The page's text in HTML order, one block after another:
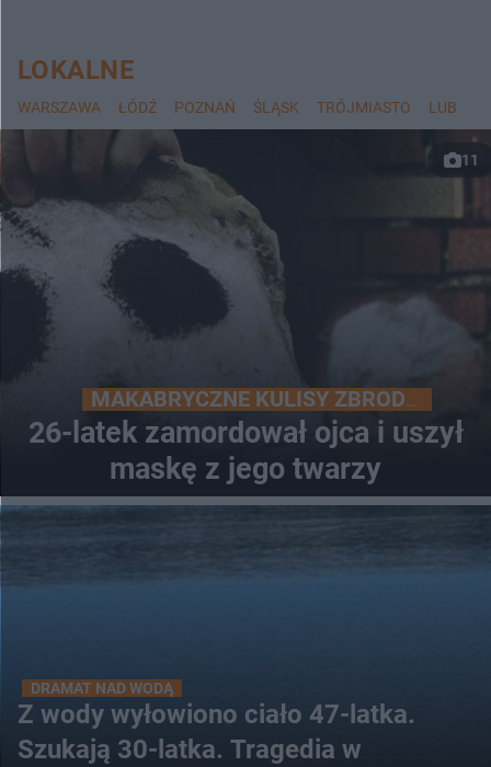
LOKALNE
WARSZAWA ŁÓDŹ POZNAŃ ŚLĄSK TRÓJMIASTO LUBLIN
11
MAKABRYCZNE KULISY ZBRODNI
26-latek zamordował ojca i uszył
maskę z jego twarzy
DRAMAT NAD WODĄ
Z wody wyłowiono ciało 47-latka.
Szukają 30-latka. Tragedia w